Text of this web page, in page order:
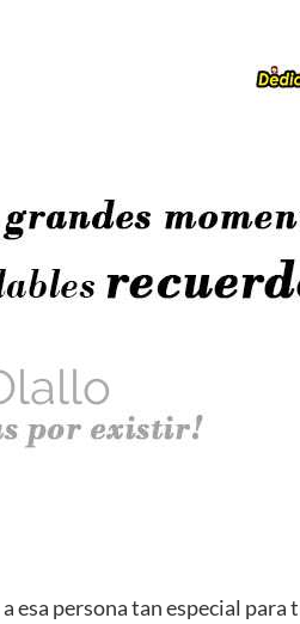
a esa persona tan especial para